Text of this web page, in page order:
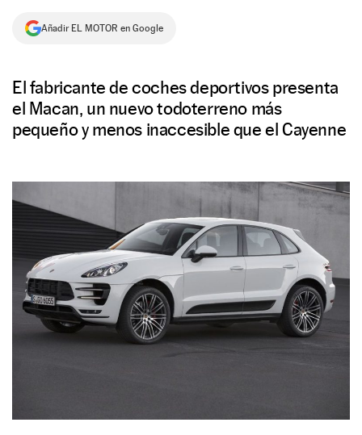
NEWSLETTER
Añadir EL MOTOR en Google
El fabricante de coches deportivos presenta
el Macan, un nuevo todoterreno más
pequeño y menos inaccesible que el Cayenne